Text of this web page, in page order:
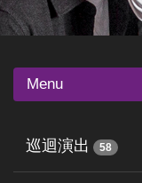
Menu
巡迴演出 58